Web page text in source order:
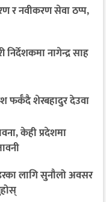
र नवीकरण सेवा ठप्प,
नागेन्द्र साह
फर्कँदै शेरबहादुर देउवा
केही प्रदेशमा
लागि सुनौलो अवसर